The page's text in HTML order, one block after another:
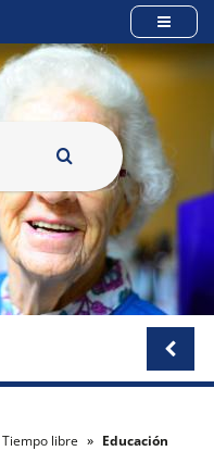
Tiempo libre Educación